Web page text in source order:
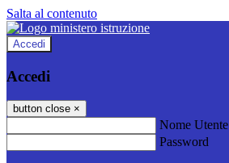
Salta al contenuto
Accedi
Accedi
button close ×
Nome Utente
Password